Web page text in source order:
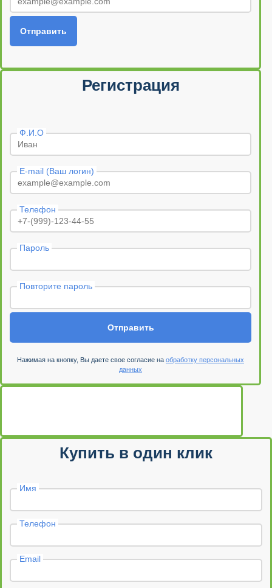
Отправить
Регистрация
Ф.И.О
E-mail (Ваш логин)
Телефон
Пароль
Повторите пароль
Отправить
Нажимая на кнопку, Вы даете свое согласие на обработку персональных
данных
Купить в один клик
Имя
Телефон
Email